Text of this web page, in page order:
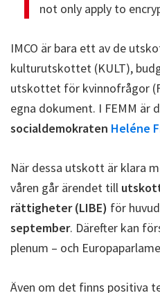
not only apply to
IMCO är bara ett av de
kulturutskottet (KULT),
utskottet för kvinnofrågor
egna dokument. I FEMM är
socialdemokraten Heléne
När dessa utskott är klara
våren går ärendet till
rättigheter (LIBE) för
september. Därefter kan
plenum – och
Även om det finns positiva